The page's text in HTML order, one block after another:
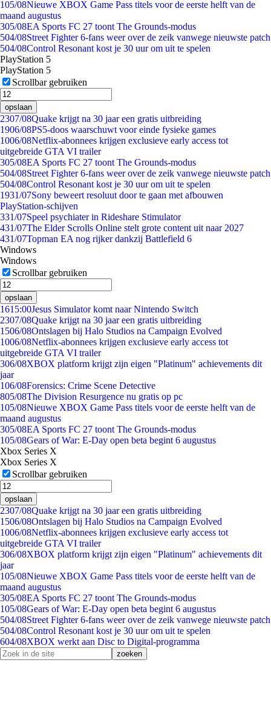
105/08Nieuwe XBOX Game Pass titels voor de eerste helft van de
maand augustus
305/08EA Sports FC 27 toont The Grounds-modus
504/08Street Fighter 6-fans weer over de zeik vanwege nieuwste patch
504/08Control Resonant kost je 30 uur om uit te spelen
PlayStation 5
PlayStation 5
Scrollbar gebruiken
opslaan
2307/08Quake krijgt na 30 jaar een gratis uitbreiding
1906/08PS5-doos waarschuwt voor einde fysieke games
1006/08Netflix-abonnees krijgen exclusieve early access tot
uitgebreide GTA VI trailer
305/08EA Sports FC 27 toont The Grounds-modus
504/08Street Fighter 6-fans weer over de zeik vanwege nieuwste patch
504/08Control Resonant kost je 30 uur om uit te spelen
1931/07Sony beweert resoluut door te gaan met afbouwen
PlayStation-schijven
331/07Speel psychiater in Rideshare Stimulator
431/07The Elder Scrolls Online stelt grote content uit naar 2027
431/07Topman EA nog rijker dankzij Battlefield 6
Windows
Windows
Scrollbar gebruiken
opslaan
1615:00Jesus Simulator komt naar Nintendo Switch
2307/08Quake krijgt na 30 jaar een gratis uitbreiding
1506/08Ontslagen bij Halo Studios na Campaign Evolved
1006/08Netflix-abonnees krijgen exclusieve early access tot
uitgebreide GTA VI trailer
306/08XBOX platform krijgt zijn eigen "Platinum" achievements dit
jaar
106/08Forensics: Crime Scene Detective
805/08The Division Resurgence nu gratis op pc
105/08Nieuwe XBOX Game Pass titels voor de eerste helft van de
maand augustus
305/08EA Sports FC 27 toont The Grounds-modus
105/08Gears of War: E-Day open beta begint 6 augustus
Xbox Series X
Xbox Series X
Scrollbar gebruiken
opslaan
2307/08Quake krijgt na 30 jaar een gratis uitbreiding
1506/08Ontslagen bij Halo Studios na Campaign Evolved
1006/08Netflix-abonnees krijgen exclusieve early access tot
uitgebreide GTA VI trailer
306/08XBOX platform krijgt zijn eigen "Platinum" achievements dit
jaar
105/08Nieuwe XBOX Game Pass titels voor de eerste helft van de
maand augustus
305/08EA Sports FC 27 toont The Grounds-modus
105/08Gears of War: E-Day open beta begint 6 augustus
504/08Street Fighter 6-fans weer over de zeik vanwege nieuwste patch
504/08Control Resonant kost je 30 uur om uit te spelen
604/08XBOX werkt aan Disc to Digital-programma